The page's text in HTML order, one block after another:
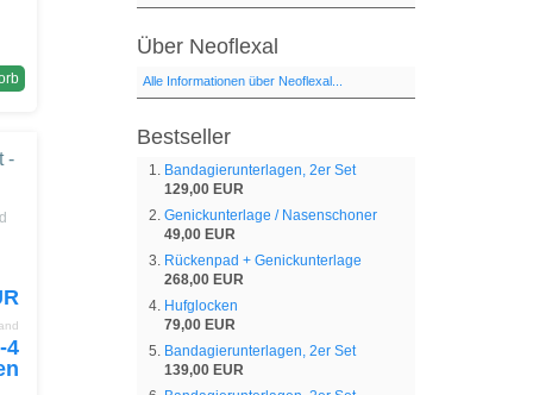
-
Über Neoflexal
Alle Informationen über Neoflexal...
Bestseller
Bandagierunterlagen, 2er Set
129,00 EUR
Genickunterlage / Nasenschoner
49,00 EUR
Rückenpad + Genickunterlage
268,00 EUR
Hufglocken
79,00 EUR
Bandagierunterlagen, 2er Set
139,00 EUR